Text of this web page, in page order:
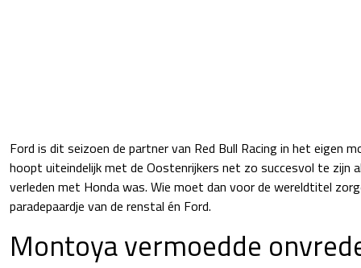
Ford is dit seizoen de partner van Red Bull Racing in het eigen
hoopt uiteindelijk met de Oostenrijkers net zo succesvol te zijn
verleden met Honda was. Wie moet dan voor de wereldtitel
paradepaardje van de renstal én Ford.
Montoya vermoedde